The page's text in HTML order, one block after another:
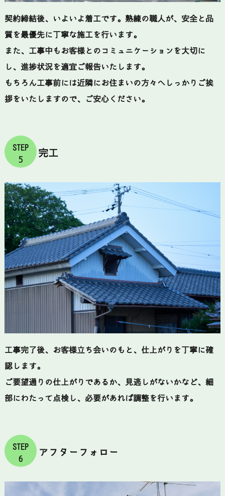
契約締結後、いよいよ着工です。熟練の職人が、安全と品
質を最優先に丁寧な施工を行います。
また、工事中もお客様とのコミュニケーションを大切に
し、進捗状況を適宜ご報告いたします。
もちろん工事前には近隣にお住まいの方々へしっかりご挨
拶をいたしますので、ご安心ください。
STEP
5
完工
工事完了後、お客様立ち会いのもと、仕上がりを丁寧に確
認します。
ご要望通りの仕上がりであるか、見逃しがないかなど、細
部にわたって点検し、必要があれば調整を行います。
STEP
6
アフターフォロー